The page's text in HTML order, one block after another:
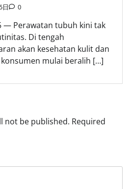
日 0
— Perawatan tubuh kini tak
Di tengah
akan kesehatan kulit dan
mulai beralih […]
not be published. Required